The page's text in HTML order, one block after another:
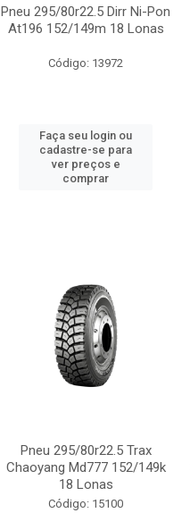
Pneu 295/80r22.5 Dirr Ni-Pon
At196 152/149m 18 Lonas
Código: 13972
Faça seu login ou
cadastre-se para
ver preços e
comprar
Pneu 295/80r22.5 Trax
Chaoyang Md777 152/149k
18 Lonas
Código: 15100